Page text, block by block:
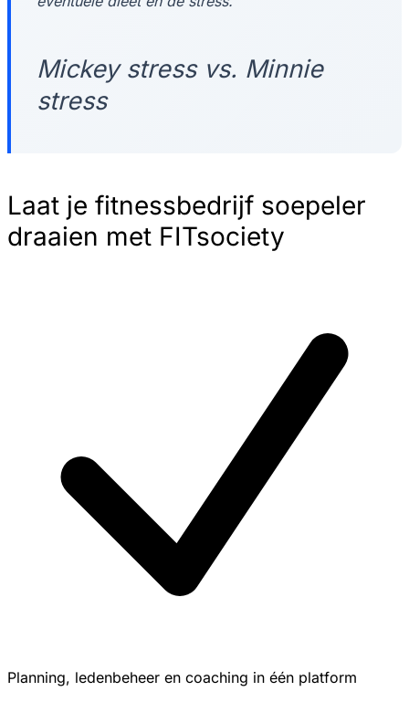
Mickey stress vs. Minnie
stress
Laat je fitnessbedrijf soepeler
draaien met FITsociety
Planning, ledenbeheer en coaching in één platform